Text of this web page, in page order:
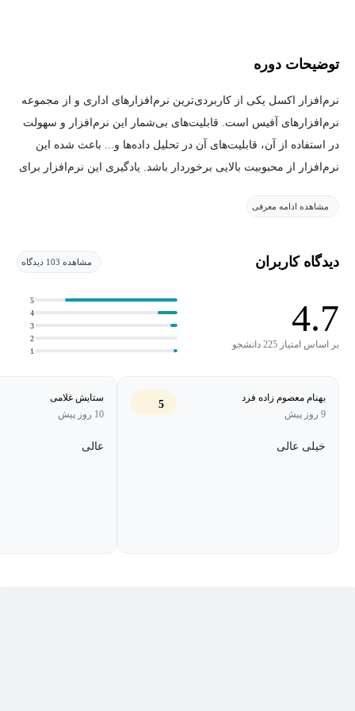
توضیحات دوره
نرم‌افزار اکسل یکی از کاربردی‌ترین نرم‌افزارهای اداری و از مجموعه
نرم‌افزارهای آفیس است. قابلیت‌های بی‌شمار این نرم‌افزار و سهولت
در استفاده از آن، قابلیت‌های آن در تحلیل داده‌ها و... باعث شده این
نرم‌افزار از محبوبیت بالایی برخوردار باشد. یادگیری این نرم‌افزار برای
می‌شود.
اکسل، از جمله مهم‌ترین نرم‌افزارهای مورد مصاحبه کاری نیز است. در
این راستا و جهت آشنایی از صفر با این نرم‌افزار این دوره طراحی
شده است. در این دوره شما با قابلیت‌های اصلی اکسل آشنا خواهید
شد، ابزارها، فرمان‌ها، منوها، زیر منوها و... بررسی و آموزش داده
خواهد شد.
محیط کارآموزش داده شود (به‌عنوان‌مثال نحوه ایجاد جداول، ساختارمند
فرمول‌نویسی، ترسیم نمودارهای داینامیک بدون نیاز به فرمول‌نویسی
مشاهده ادامه معرفی
دیدگاه کاربران مشاهده 103 دیدگاه
4.7
بر اساس امتیاز 225 دانشجو
1
2
3
4
5
بهنام معصوم زاده فرد
9 روز پیش
5
خیلی عالی
ستایش غلامی
10 روز پیش
عالی